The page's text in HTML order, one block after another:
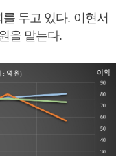
두고 있다. 이현서
을 맡는다.